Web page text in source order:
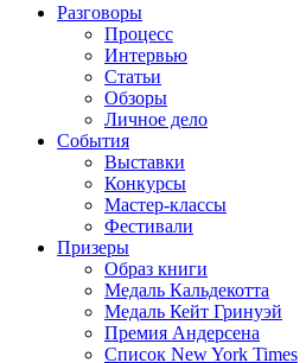
Разговоры
Процесс
Интервью
Статьи
Обзоры
Личное дело
События
Выставки
Конкурсы
Мастер-классы
Фестивали
Призеры
Образ книги
Медаль Кальдекотта
Медаль Кейт Гринуэй
Премия Андерсена
Список New York Times